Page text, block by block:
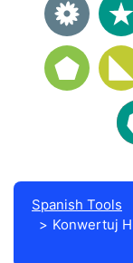
Spanish Tools
Konwertuj